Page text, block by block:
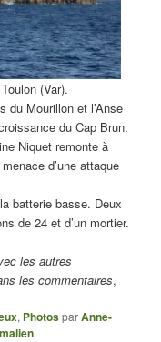
(Var).
du Mourillon et l’Anse
du Cap Brun.
Niquet remonte à
d’une attaque
batterie basse. Deux
de 24 et d’un mortier.
les autres
les commentaires,
, PhotosparAnne-
.